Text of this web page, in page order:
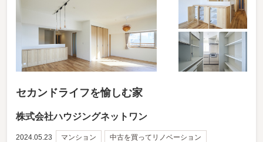
セカンドライフを愉しむ家
株式会社ハウジングネットワン
2024.05.23 マンション 中古を買ってリノベーション